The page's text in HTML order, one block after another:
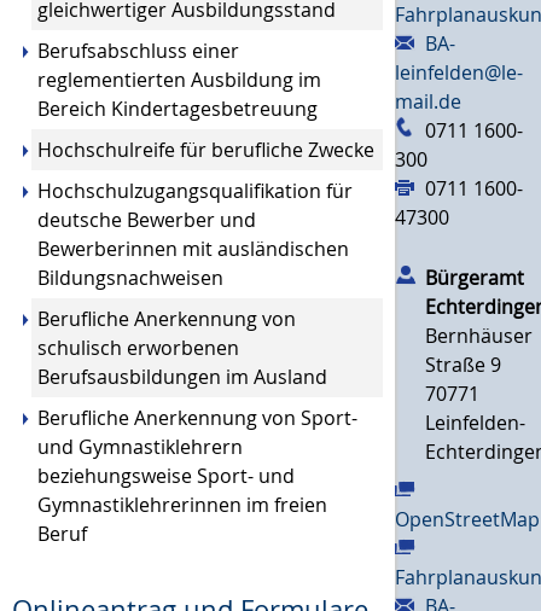
gleichwertiger Ausbildungsstand
Berufsabschluss einer
reglementierten Ausbildung im
Bereich Kindertagesbetreuung
Hochschulreife für berufliche Zwecke
Hochschulzugangsqualifikation für
deutsche Bewerber und
Bewerberinnen mit ausländischen
Bildungsnachweisen
Berufliche Anerkennung von
schulisch erworbenen
Berufsausbildungen im Ausland
Berufliche Anerkennung von Sport-
und Gymnastiklehrern
beziehungsweise Sport- und
Gymnastiklehrerinnen im freien
Beruf
BA-
leinfelden@le-
mail.de
0711 1600-
300
0711 1600-
47300
Bürgeramt
Bernhäuser
Straße 9
70771
Leinfelden-
OpenStreetMap